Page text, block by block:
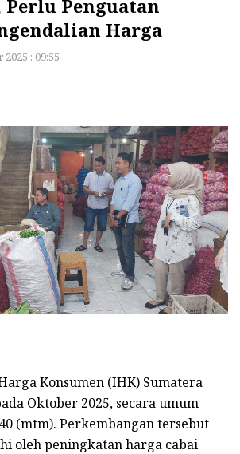
Penguatan
Harga
: 09:55
Konsumen (IHK) Sumatera
Oktober 2025, secara umum
(mtm). Perkembangan tersebut
oleh peningkatan harga cabai